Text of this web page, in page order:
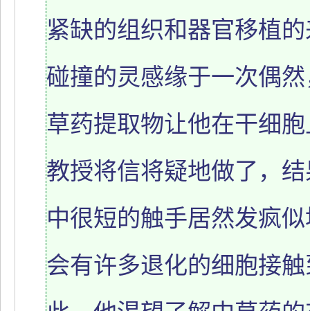
紧缺的组织和器官移植
碰撞的灵感缘于一次偶
草药提取物让他在干细
教授将信将疑地做了，
中很短的触手居然发疯
会有许多退化的细胞接